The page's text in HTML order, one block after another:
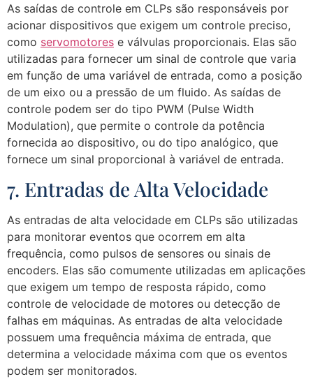
As saídas de controle em CLPs são responsáveis por
acionar dispositivos que exigem um controle preciso,
como servomotores e válvulas proporcionais. Elas são
utilizadas para fornecer um sinal de controle que varia
em função de uma variável de entrada, como a posição
de um eixo ou a pressão de um fluido. As saídas de
controle podem ser do tipo PWM (Pulse Width
Modulation), que permite o controle da potência
fornecida ao dispositivo, ou do tipo analógico, que
fornece um sinal proporcional à variável de entrada.
7. Entradas de Alta Velocidade
As entradas de alta velocidade em CLPs são utilizadas
para monitorar eventos que ocorrem em alta
frequência, como pulsos de sensores ou sinais de
encoders. Elas são comumente utilizadas em aplicações
que exigem um tempo de resposta rápido, como
controle de velocidade de motores ou detecção de
falhas em máquinas. As entradas de alta velocidade
possuem uma frequência máxima de entrada, que
determina a velocidade máxima com que os eventos
podem ser monitorados.